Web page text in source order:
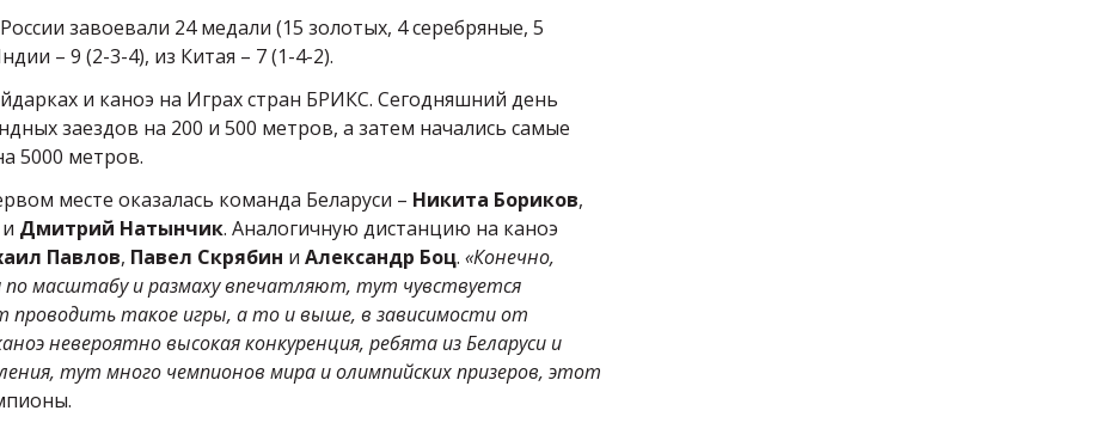
завоевали 24 медали (15 золотых, 4 серебряные, 5
– 9 (2-3-4), из Китая – 7 (1-4-2).
и каноэ на Играх стран БРИКС. Сегодняшний день
заездов на 200 и 500 метров, а затем начались самые
5000 метров.
месте оказалась команда Беларуси – Никита Бориков,
и Дмитрий Натынчик. Аналогичную дистанцию на каноэ
Павлов, Павел Скрябин и Александр Боц. «Конечно,
по масштабу и размаху впечатляют, тут чувствуется
проводить такое игры, а то и выше, в зависимости от
невероятно высокая конкуренция, ребята из Беларуси и
тут много чемпионов мира и олимпийских призеров, этот